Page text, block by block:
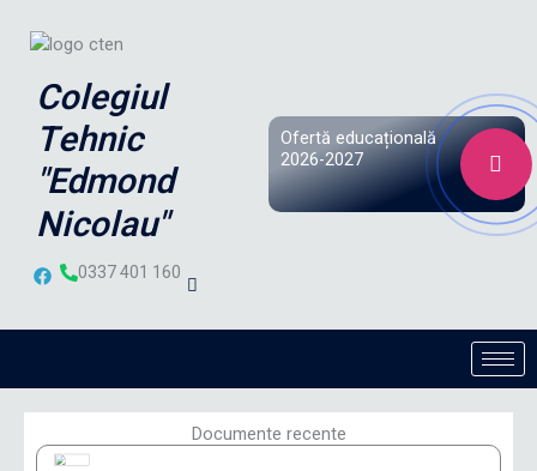
Colegiul
Tehnic
"Edmond
Nicolau"
F
a
b
k
0337 401 160
Ofertă educațională
2026-2027
Documente recente